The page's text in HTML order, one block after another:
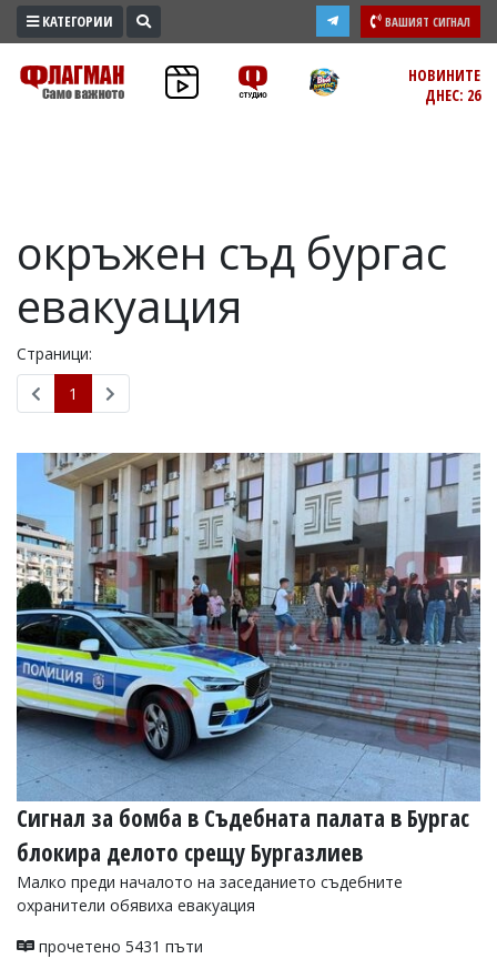
ПРОМО
ЗОНА
ЗДРАВЕ
ПОЛИТИКА
ОБЩЕСТВО
ЛАЙФСТАЙЛ
СПОРТ
РАЗСЛЕДВАНЕ
БИЗНЕС
ЮГ
Управители:
Веселин
Василев,
email:
v.vasilev@flagman.bg
Катя
Касабова,
еmail:
Главен
редактор:
Иван
Колев,
email:
КАТЕГОРИИ ВАШИЯТ СИГНАЛ
НОВИНИТЕ
ДНЕС: 26
окръжен съд бургас
евакуация
Страници:
1
Сигнал за бомба в Съдебната палата в Бургас
блокира делото срещу Бургазлиев
Малко преди началото на заседанието съдебните
охранители обявиха евакуация
прочетено 5431 пъти